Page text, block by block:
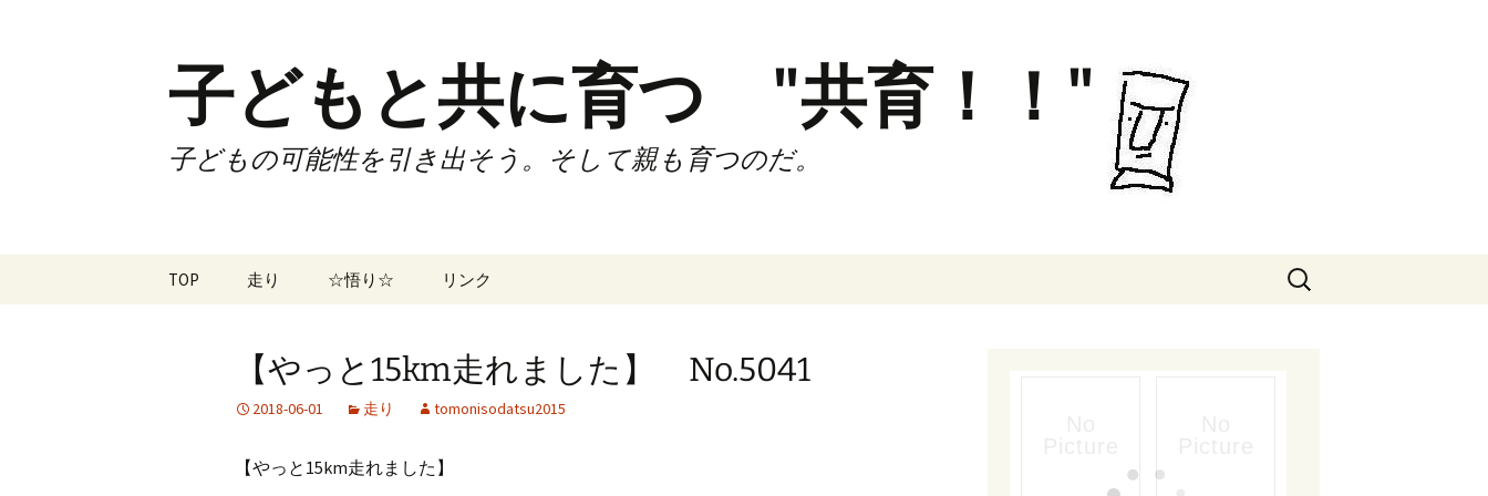
子どもと共に育つ "共育！！"
子どもの可能性を引き出そう。そして親も育つのだ。
TOP 走り
試合
☆悟り☆ リンク
検
索:
【やっと15km走れました】 No.5041
2018-06-01 走り tomonisodatsu2015
【やっと15km走れました】